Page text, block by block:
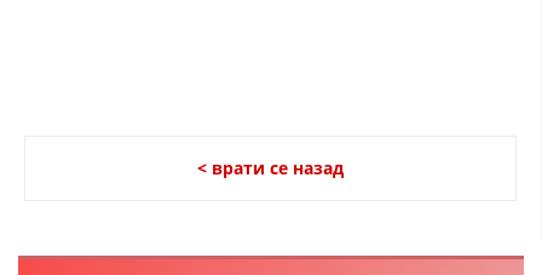
ЗНАЧЕЊЕ НА СЛУЖБАТА ЗА БАРАЊЕ
< врати се назад